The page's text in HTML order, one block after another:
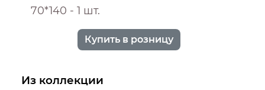
70*140 - 1 шт.
Купить в розницу
Из коллекции